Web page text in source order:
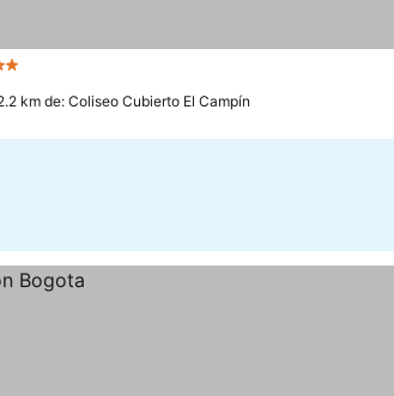
km de: Coliseo Cubierto El Campín